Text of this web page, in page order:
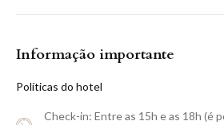
Informação importante
Políticas do hotel
Check-in: Entre as 15h e as 18h (é